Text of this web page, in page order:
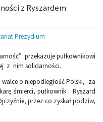
z Ryszardem
Prezydium
przekazuje pułkownikowi
z nim solidarności.
o niepodległość Polski, za
śmierci, pułkownik Ryszard
przez co zyskał podziw,